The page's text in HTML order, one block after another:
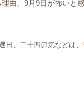
由、9月9日が怖い
日、二十四節気などは、